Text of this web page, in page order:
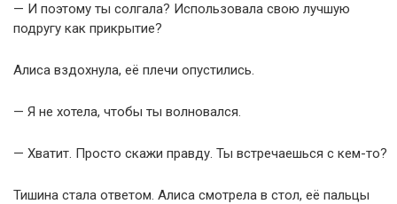
— И поэтому ты солгала? Использовала свою лучшую
подругу как прикрытие?
Алиса вздохнула, её плечи опустились.
— Я не хотела, чтобы ты волновался.
— Хватит. Просто скажи правду. Ты встречаешься с кем-то?
Тишина стала ответом. Алиса смотрела в стол, её пальцы